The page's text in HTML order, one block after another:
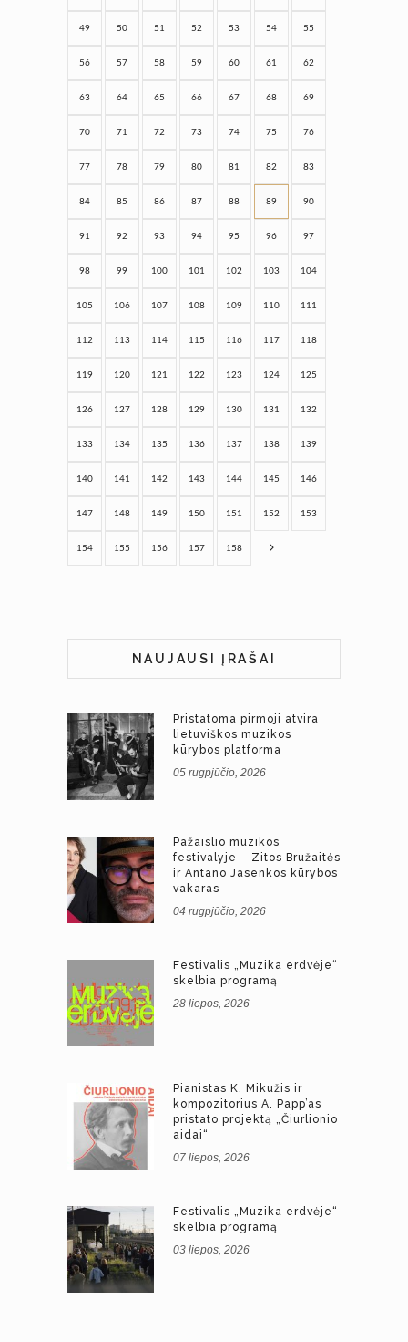
49 50 51 52 53 54 55
56 57 58 59 60 61 62
63 64 65 66 67 68 69
70 71 72 73 74 75 76
77 78 79 80 81 82 83
84 85 86 87 88 89 90
91 92 93 94 95 96 97
98 99 100 101 102 103 104
105 106 107 108 109 110 111
112 113 114 115 116 117 118
119 120 121 122 123 124 125
126 127 128 129 130 131 132
133 134 135 136 137 138 139
140 141 142 143 144 145 146
147 148 149 150 151 152 153
154 155 156 157 158
NAUJAUSI ĮRAŠAI
Pristatoma pirmoji atvira
lietuviškos muzikos
kūrybos platforma
05 rugpjūčio, 2026
Pažaislio muzikos
festivalyje – Zitos Bružaitės
ir Antano Jasenkos kūrybos
vakaras
04 rugpjūčio, 2026
Festivalis „Muzika erdvėje“
skelbia programą
28 liepos, 2026
Pianistas K. Mikužis ir
kompozitorius A. Papp’as
pristato projektą „Čiurlionio
aidai“
07 liepos, 2026
Festivalis „Muzika erdvėje“
skelbia programą
03 liepos, 2026